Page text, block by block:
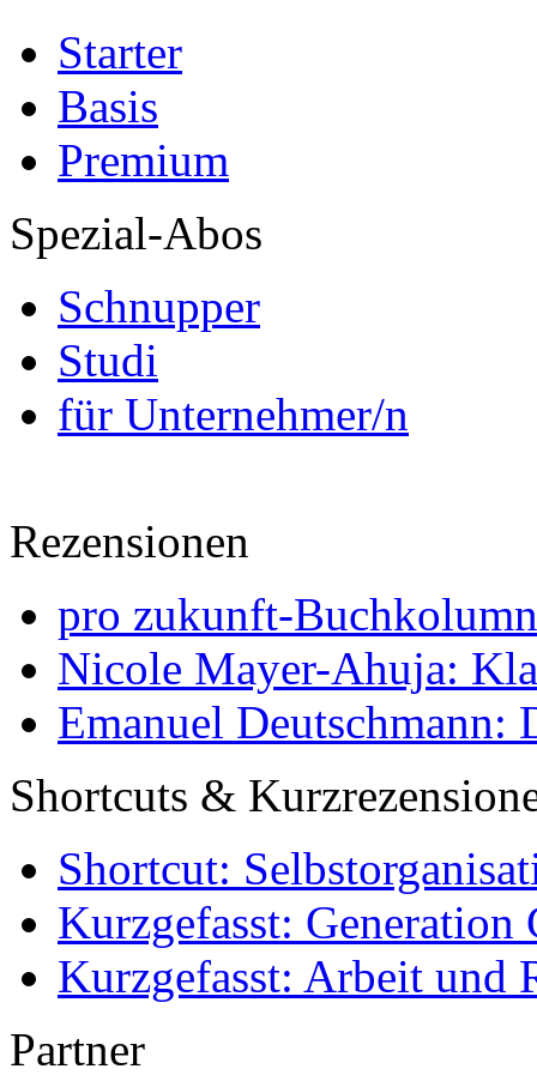
Starter
Basis
Premium
Spezial-Abos
Schnupper
Studi
für Unternehmer/n
Rezensionen
pro zukunft-
Nicole Mayer-Ahuja:
Emanuel Deutschmann:
Shortcuts &
Shortcut:
Kurzgefasst: Generation
Kurzgefasst: Arbeit und
Partner